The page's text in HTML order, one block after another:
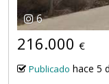
6
216.000 €
Publicado hace 5